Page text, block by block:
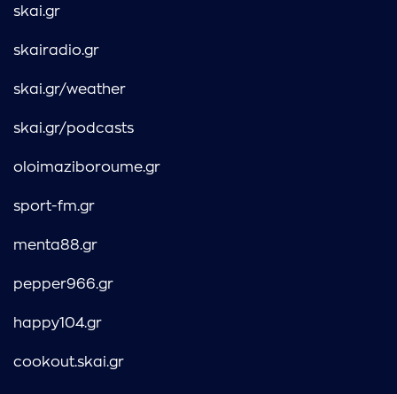
skai.gr
skairadio.gr
skai.gr/weather
skai.gr/podcasts
oloimaziboroume.gr
sport-fm.gr
menta88.gr
pepper966.gr
happy104.gr
cookout.skai.gr